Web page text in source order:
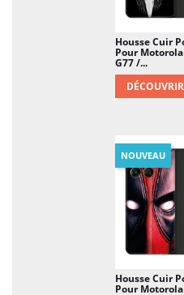
Housse Cuir
Pour
G77 /...
DÉCOUVRIR
Housse Cuir
Pour
NOUVEAU